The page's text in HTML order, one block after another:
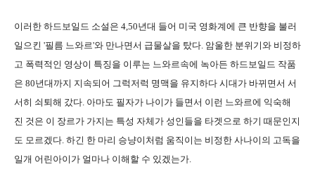
이러한 하드보일드 소설은 4,50년대 들어 미국 영화계에 큰 반향을 불러
일으킨 '필름 느와르'와 만나면서 급물살을 탔다. 암울한 분위기와 비정하
고 폭력적인 영상이 특징을 이루는 느와르속에 녹아든 하드보일드 작품
은 80년대까지 지속되어 그럭저럭 명맥을 유지하다 시대가 바뀌면서 서
서히 쇠퇴해 갔다. 아마도 필자가 나이가 들면서 이런 느와르에 익숙해
진 것은 이 장르가 가지는 특성 자체가 성인들을 타겟으로 하기 때문인지
도 모르겠다. 하긴 한 마리 승냥이처럼 움직이는 비정한 사나이의 고독을
일개 어린아이가 얼마나 이해할 수 있겠는가.